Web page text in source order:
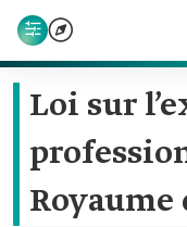
Loi sur
Royaume